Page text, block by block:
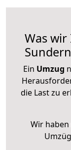
Was
Ein Umzug
die Last zu
Wir